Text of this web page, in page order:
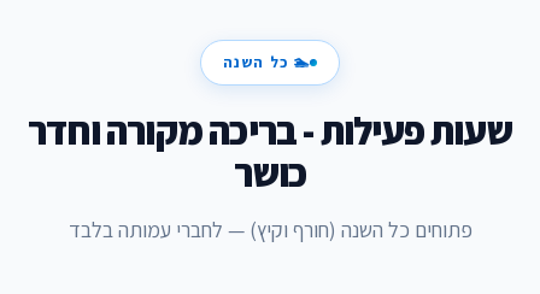
🏊 כל השנה
שעות פעילות - בריכה מקורה וחדר
כושר
פתוחים כל השנה (חורף וקיץ) — לחברי עמותה בלבד